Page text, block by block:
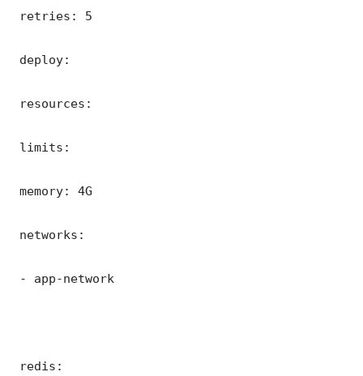
retries: 5
deploy:
resources:
limits:
memory: 4G
networks:
- app-network
redis: